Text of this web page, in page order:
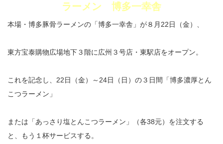
ラーメン 博多一幸舎
本場・博多豚骨ラーメンの「博多一幸舎」が８月22日（金）、
東方宝泰購物広場地下３階に広州３号店・東駅店をオープン。
これを記念し、22日（金）～24日（日）の３日間「博多濃厚とん
こつラーメン」
または「あっさり塩とんこつラーメン」（各38元）を注文する
と、もう１杯サービスする。